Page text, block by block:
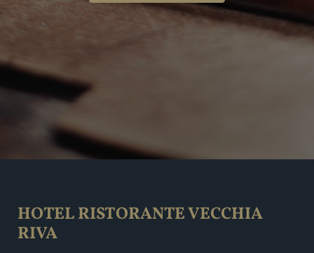
HOTEL RISTORANTE VECCHIA
RIVA